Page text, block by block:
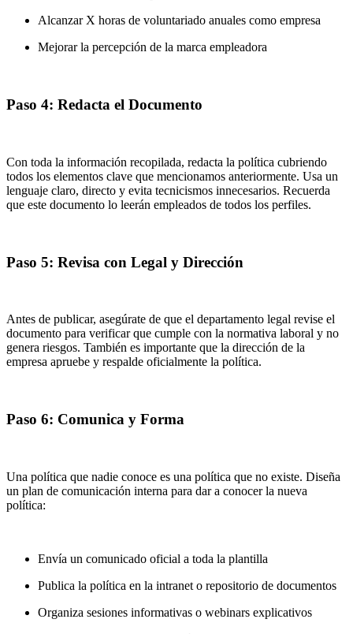
Alcanzar X horas de voluntariado anuales como empresa
Mejorar la percepción de la marca empleadora
Paso 4: Redacta el Documento
Con toda la información recopilada, redacta la política cubriendo
todos los elementos clave que mencionamos anteriormente. Usa un
lenguaje claro, directo y evita tecnicismos innecesarios. Recuerda
que este documento lo leerán empleados de todos los perfiles.
Paso 5: Revisa con Legal y Dirección
Antes de publicar, asegúrate de que el departamento legal revise el
documento para verificar que cumple con la normativa laboral y no
genera riesgos. También es importante que la dirección de la
empresa apruebe y respalde oficialmente la política.
Paso 6: Comunica y Forma
Una política que nadie conoce es una política que no existe. Diseña
un plan de comunicación interna para dar a conocer la nueva
política:
Envía un comunicado oficial a toda la plantilla
Publica la política en la intranet o repositorio de documentos
Organiza sesiones informativas o webinars explicativos